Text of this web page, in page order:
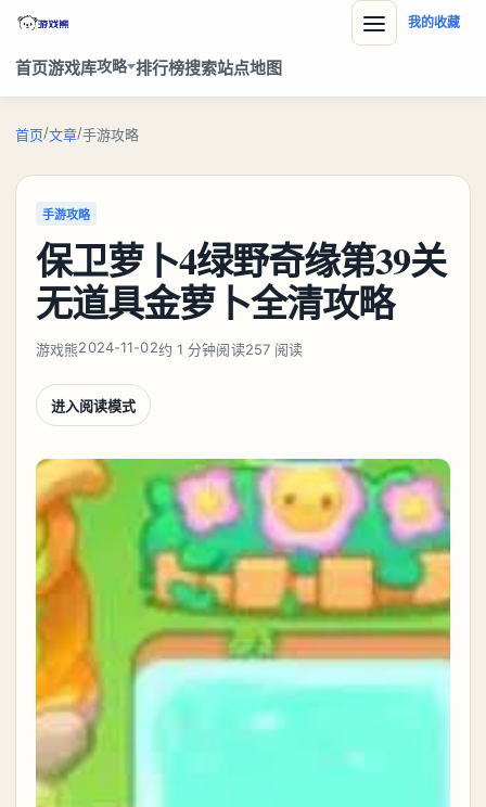
首页游戏库攻略 排行榜搜索站点地图
我的收藏
首页/文章/手游攻略
手游攻略
保卫萝卜4绿野奇缘第39关
无道具金萝卜全清攻略
游戏熊2024-11-02约 1 分钟阅读257 阅读
进入阅读模式